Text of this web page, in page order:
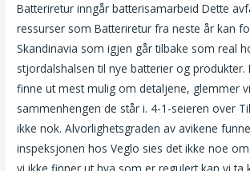
Batteriretur inngår batterisamarbeid Dette
ressurser som Batteriretur fra neste år kan
Skandinavia som igjen går tilbake som real
stjordalshalsen til nye batterier og produkter.
finne ut mest mulig om detaljene, glemmer
sammenhengen de står i. 4-1-seieren over
ikke nok. Alvorlighetsgraden av avikene
inspeksjonen hos Veglo sies det ikke noe